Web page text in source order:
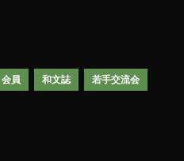
会員 和文誌 若手交流会